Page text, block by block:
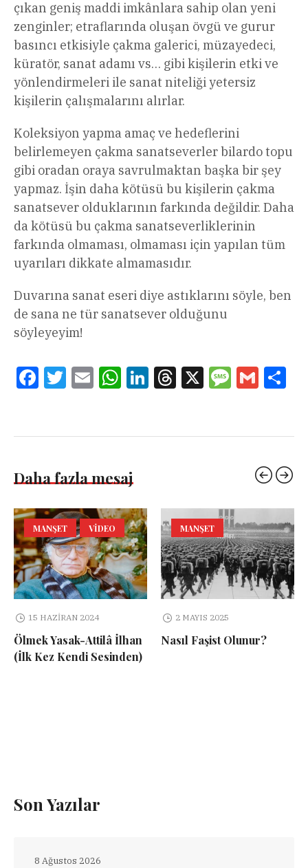
çıkan geniş maddi imkânlara sahip olan yeni
zenginler; etraflarında oluşan övgü ve gurur
basıncı etkisiyle çakma galerici, müzayedeci,
küratör, sanat adamı vs… gibi kişilerin etki ve
yönlendirmeleri ile sanat niteliği yetersiz
kişilerin çalışmalarını alırlar.
Koleksiyon yapma amaç ve hedeflerini
belirlemeyen çakma sanatseverler bilardo topu
gibi oradan oraya savrulmaktan başka bir şey
yapmaz. İşin daha kötüsü bu kişilerin çakma
sanatsever olduklarının farkında değildir. Daha
da kötüsü bu çakma sanatseverliklerinin
farkında olmaması, olmaması için yapılan tüm
uyarıları dikkate almamasıdır.
Duvarına sanat eseri diye astıklarını söyle, ben
de sana ne tür sanatsever olduğunu
söyleyeyim!
FacebookTwitterEmail WhatsAppLinkedInThreads
X Message
Gmail
Daha fazla mesaj
MANŞET VIDEO
15 HAZIRAN 2024
Ölmek Yasak-Attilâ İlhan
(İlk Kez Kendi Sesinden)
MANŞET
2 MAYIS 2025
Nasıl Faşist Olunur?
Son Yazılar
8 Ağustos 2026